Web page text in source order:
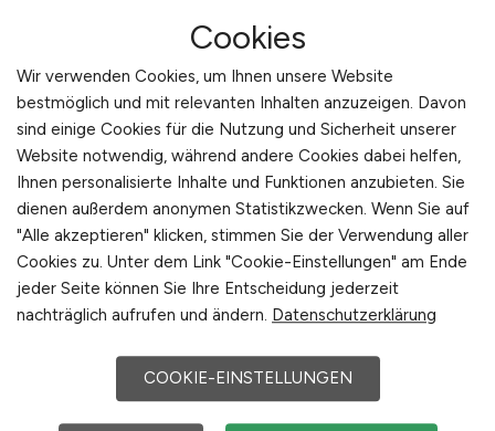
ca. 120.000
Verkehrsanbindungen: Hauptbahnhof Bottrop,
Autobahnen A 2, A 31 und A 42, Bundesstraße B
224, Flugplatz Schwarze Heide
Arbeiten in der Nähe vonBottrop:Dorsten,
Gladbeck, Oberhausen, Dinslaken, Schermbeck,
Nordrhein-Westfalen, Ruhrgebiet, Kreis Wesel,
Hünxe, Kreis Recklinghausen, Essen
Beliebte Jobs inBottrop/Branchen:Nahrungs- und
Genussmittel, Chemie, Handel, Maschinenbau,
Umwelttechnologie, Verpackung
Beliebte Arbeitgeber inBottrop, die attraktive
Cookies
Wir verwenden Cookies, um Ihnen unsere Website
bestmöglich und mit relevanten Inhalten anzuzeigen. Davon
sind einige Cookies für die Nutzung und Sicherheit unserer
Website notwendig, während andere Cookies dabei helfen,
Ihnen personalisierte Inhalte und Funktionen anzubieten. Sie
dienen außerdem anonymen Statistikzwecken. Wenn Sie auf
"Alle akzeptieren" klicken, stimmen Sie der Verwendung aller
Cookies zu. Unter dem Link "Cookie-Einstellungen" am Ende
jeder Seite können Sie Ihre Entscheidung jederzeit
nachträglich aufrufen und ändern. Datenschutzerklärung
COOKIE-EINSTELLUNGEN